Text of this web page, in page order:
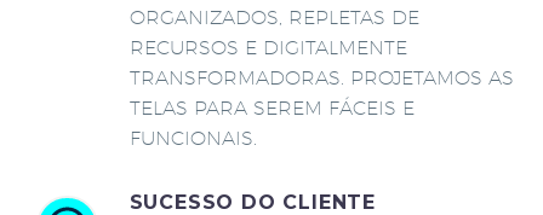
ORGANIZADOS, REPLETAS DE
RECURSOS E DIGITALMENTE
TRANSFORMADORAS. PROJETAMOS AS
TELAS PARA SEREM FÁCEIS E
FUNCIONAIS.
SUCESSO DO CLIENTE